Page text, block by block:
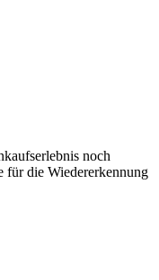
noch
für die Wiedererkennung